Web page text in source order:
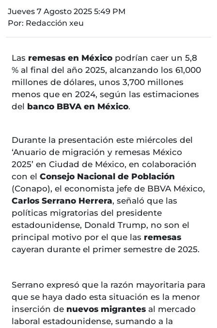
Jueves 7 Agosto 2025 5:49 PM
Por: Redacción xeu
Las remesas en México podrían caer un 5,8
% al final del año 2025, alcanzando los 61,000
millones de dólares, unos 3,700 millones
menos que en 2024, según las estimaciones
del banco BBVA en México.
Durante la presentación este miércoles del
‘Anuario de migración y remesas México
2025’ en Ciudad de México, en colaboración
con el Consejo Nacional de Población
(Conapo), el economista jefe de BBVA México,
Carlos Serrano Herrera, señaló que las
políticas migratorias del presidente
estadounidense, Donald Trump, no son el
principal motivo por el que las remesas
cayeran durante el primer semestre de 2025.
Serrano expresó que la razón mayoritaria para
que se haya dado esta situación es la menor
inserción de nuevos migrantes al mercado
laboral estadounidense, sumando a la